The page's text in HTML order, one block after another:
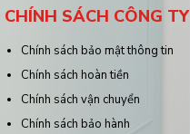
CHÍNH SÁCH CÔNG TY
Chính sách bảo mật thông tin
Chính sách hoàn tiền
Chính sách vận chuyển
Chính sách bảo hành